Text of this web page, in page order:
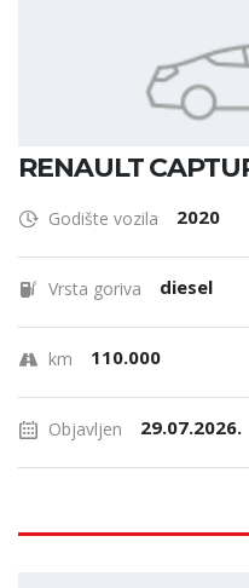
RENAULT
Godište vozila 2020
Vrsta goriva diesel
km 110.000
Objavljen 29.07.2026.